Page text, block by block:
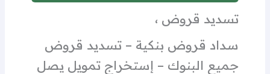
تسديد قروض ،
سداد قروض بنكية – تسديد قروض
جميع البنوك – إستخراج تمويل يصل